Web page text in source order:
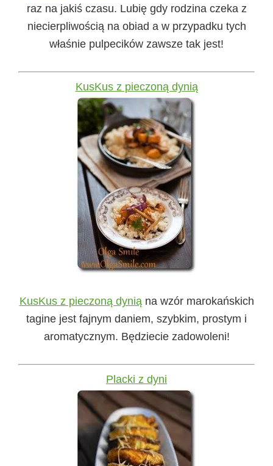
raz na jakiś czasu. Lubię gdy rodzina czeka z
niecierpliwością na obiad a w przypadku tych
właśnie pulpecików zawsze tak jest!
KusKus z pieczoną dynią
KusKus z pieczoną dynią na wzór marokańskich
tagine jest fajnym daniem, szybkim, prostym i
aromatycznym. Będziecie zadowoleni!
Placki z dyni